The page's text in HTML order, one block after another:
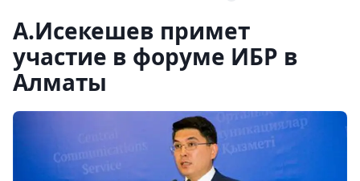
А.Исекешев примет
участие в форуме ИБР в
Алматы